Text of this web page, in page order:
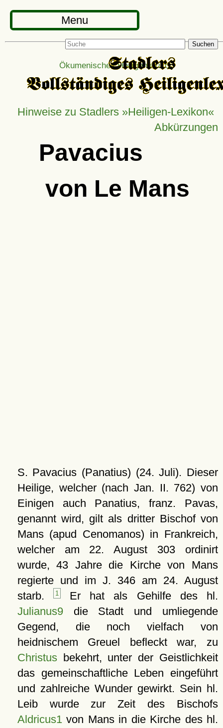
Menu
Suchen
Hinweise zu Stadlers »Heiligen-Lexikon«
Abkürzungen
Pavacius
von Le Mans
S. Pavacius (Panatius) (24. Juli). Dieser
Heilige, welcher (nach Jan. II. 762) von
Einigen auch Panatius, franz. Pavas,
genannt wird, gilt als dritter Bischof von
Mans (apud Cenomanos) in Frankreich,
welcher am 22. August 303 ordinirt
wurde, 43 Jahre die Kirche von Mans
regierte und im J. 346 am 24. August
starb.
1 Er hat als Gehilfe des hl.
Julianus9die Stadt und umliegende
Gegend, die noch vielfach von
heidnischem Greuel befleckt war, zu
Christusbekehrt, unter der Geistlichkeit
das gemeinschaftliche Leben eingeführt
und zahlreiche Wunder gewirkt. Sein hl.
Leib wurde zur Zeit des Bischofs
Aldricus1von Mans in die Kirche des hl.
Ökumenisches Heiligenlexikon